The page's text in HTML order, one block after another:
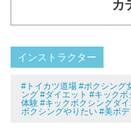
カ
インストラクター
#トイカツ道場 #ボクシング
ング #ダイエット #キック
体験 #キックボクシングダ
ボクシングやりたい #美ボ